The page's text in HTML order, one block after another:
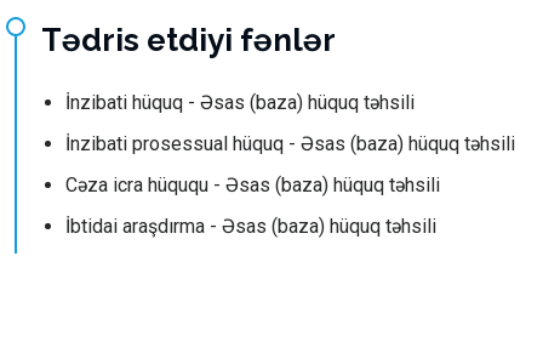
Tədris etdiyi fənlər
İnzibati hüquq - Əsas (baza) hüquq təhsili
İnzibati prosessual hüquq - Əsas (baza) hüquq təhsili
Cəza icra hüququ - Əsas (baza) hüquq təhsili
İbtidai araşdırma - Əsas (baza) hüquq təhsili